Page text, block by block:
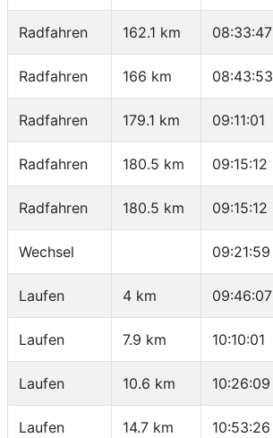
Radfahren 162.1 km 08:33:47
Radfahren 166 km 08:43:53
Radfahren 179.1 km 09:11:01
Radfahren 180.5 km 09:15:12
Radfahren 180.5 km 09:15:12
Wechsel 09:21:59
Laufen 4 km 09:46:07
Laufen 7.9 km 10:10:01
Laufen 10.6 km 10:26:09
Laufen 14.7 km 10:53:26